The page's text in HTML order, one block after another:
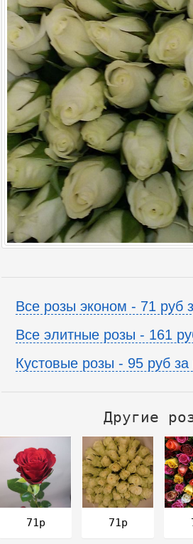
Все розы эконом - 71 руб
Все элитные розы - 161
Кустовые розы - 95 руб
Другие
71р 71р